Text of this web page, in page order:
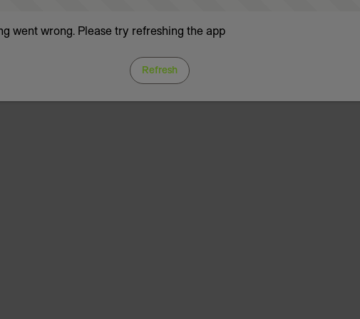
went wrong. Please try refreshing the app
Refresh